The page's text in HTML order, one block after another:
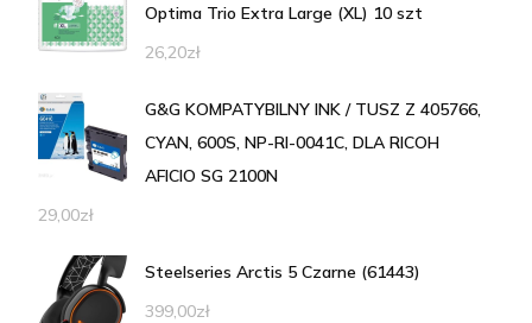
Optima Trio Extra Large (XL) 10 szt
26,20zł
G&G KOMPATYBILNY INK / TUSZ Z 405766,
CYAN, 600S, NP-RI-0041C, DLA RICOH
AFICIO SG 2100N
29,00zł
Steelseries Arctis 5 Czarne (61443)
399,00zł